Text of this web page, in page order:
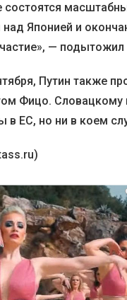
состоятся
над Японией и
—
Путин также
Фицо. Словацкому
в ЕС, но ни в коем